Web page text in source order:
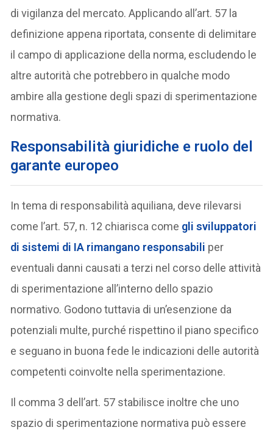
di vigilanza del mercato. Applicando all’art. 57 la
definizione appena riportata, consente di delimitare
il campo di applicazione della norma, escludendo le
altre autorità che potrebbero in qualche modo
ambire alla gestione degli spazi di sperimentazione
normativa.
Responsabilità giuridiche e ruolo del
garante europeo
In tema di responsabilità aquiliana, deve rilevarsi
come l’art. 57, n. 12 chiarisca come gli sviluppatori
di sistemi di IA rimangano responsabili per
eventuali danni causati a terzi nel corso delle attività
di sperimentazione all’interno dello spazio
normativo. Godono tuttavia di un’esenzione da
potenziali multe, purché rispettino il piano specifico
e seguano in buona fede le indicazioni delle autorità
competenti coinvolte nella sperimentazione.
Il comma 3 dell’art. 57 stabilisce inoltre che uno
spazio di sperimentazione normativa può essere